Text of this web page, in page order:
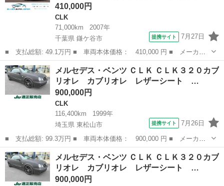
410,000円
CLK
71,000km
2007年
千葉県 鎌ケ谷市
提携サイト 7月27日
■ 支払総額: 49.1万円 ■ 車両本体価格： 410,000 円 ■ メーカー
名： メルセデス・ベンツ ■ 車種名： ＣＬＫ ■ グレード名：
ＣＬＫ２００コンプレッサー アバンギャルド ＣＬＫ２００コンプ
レッサー ア...
千葉 鎌ケ谷市 CLK
メルセデス・ベンツ ＣＬＫ ＣＬＫ３２０カブ
リオレ カブリオレ レザーシート …
900,000円
CLK
116,400km
1999年
埼玉県 東松山市
提携サイト 7月26日
■ 支払総額: 99.3万円 ■ 車両本体価格： 900,000 円 ■ メーカー
名： メルセデス・ベンツ ■ 車種名： ＣＬＫ ■ グレード名：
ＣＬＫ３２０カブリオレ カブリオレ レザーシート シートヒータ
ー ＧＰＳレ...
埼玉 東松山市 CLK
メルセデス・ベンツ ＣＬＫ ＣＬＫ３２０カブ
リオレ カブリオレ レザーシート …
900,000円